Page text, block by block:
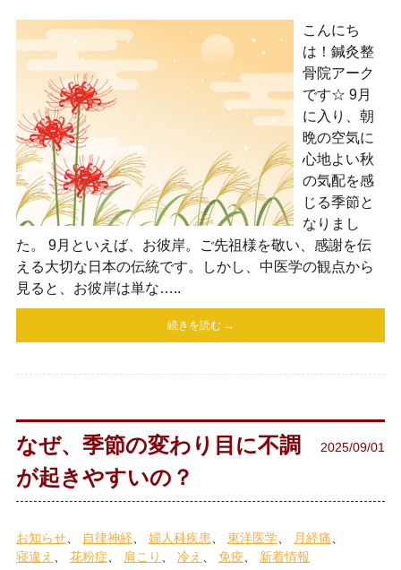
こんにち
は！鍼灸整
骨院アーク
です☆ 9月
に入り、朝
晩の空気に
心地よい秋
の気配を感
じる季節と
なりまし
た。 9月といえば、お彼岸。ご先祖様を敬い、感謝を伝
える大切な日本の伝統です。しかし、中医学の観点から
見ると、お彼岸は単な…..
続きを読む →
なぜ、季節の変わり目に不調
が起きやすいの？
2025/09/01
お知らせ 自律神経 婦人科疾患 東洋医学
月経痛
寝違え
花粉症 肩こり 冷え 免疫 新着情報